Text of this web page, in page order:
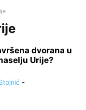
dvorana u
Urije?
-